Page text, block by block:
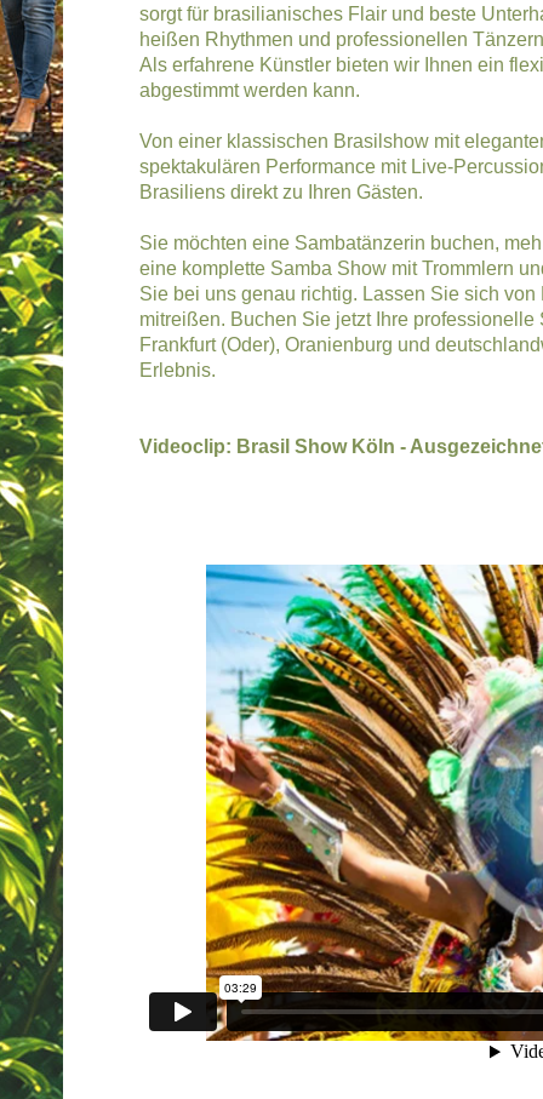
sorgt für brasilianisches Flair und beste
heißen Rhythmen und professionellen
Als erfahrene Künstler bieten wir Ihnen ein
abgestimmt werden kann.
Von einer klassischen Brasilshow mit
spektakulären Performance mit Live-
Brasiliens direkt zu Ihren Gästen.
Sie möchten eine Sambatänzerin buchen,
eine komplette Samba Show mit Trommlern
Sie bei uns genau richtig. Lassen Sie sich
mitreißen. Buchen Sie jetzt Ihre
Frankfurt (Oder), Oranienburg und
Erlebnis.
Videoclip: Brasil Show Köln -